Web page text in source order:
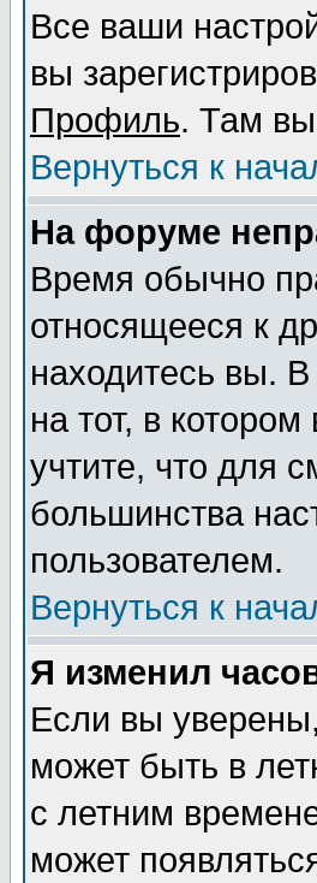
Все ваши
вы
Профиль. Там вы
Вернуться к
На форуме
Время обычно
относящееся к
находитесь вы.
на тот, в
учтите, что для
большинства
пользователем.
Вернуться к
Я изменил
Если вы
может быть в
с летним
может